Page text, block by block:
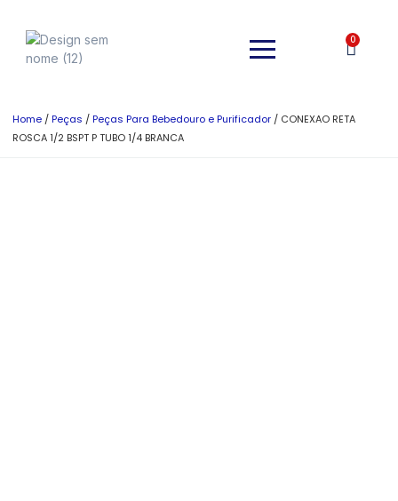
0
Home /Peças /Peças Para Bebedouro e Purificador / CONEXAO RETA
ROSCA 1/2 BSPT P TUBO 1/4 BRANCA